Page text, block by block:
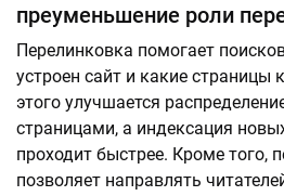
преуменьшение роли
Перелинковка помогает
устроен сайт и какие страницы
этого улучшается
страницами, а индексация
проходит быстрее. Кроме того,
позволяет направлять